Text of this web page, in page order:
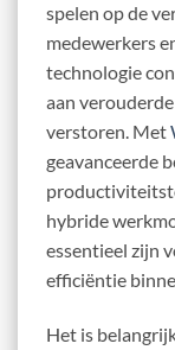
spelen op de
medewerkers
technologie
aan
verstoren. Met
geavanceerde
hybride
essentieel zijn
efficiëntie
Het is